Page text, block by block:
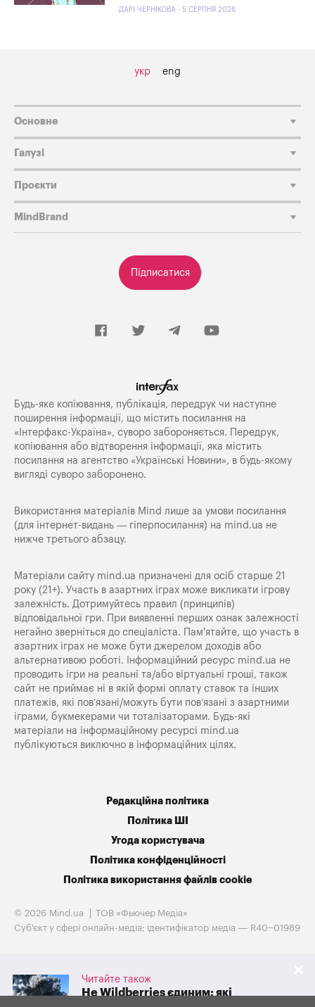
ДАРІ ЧЕРНІКОВА - 5 СЕРПНЯ 2026
Читайте також
Не Wildberries єдиним: які
укр eng
Підписатися
Основне
Галузі
Проєкти
MindBrand
Будь-яке копiювання, публiкацiя, передрук чи наступне
поширення iнформацiї, що мiстить посилання на
«Iнтерфакс-Україна», суворо забороняється. Передрук,
копіювання або відтворення інформації, яка містить
посилання на агентство «Українські Новини», в будь-якому
вигляді суворо заборонено.
Використання матеріалів Mind лише за умови посилання
(для інтернет-видань — гіперпосилання) на mind.ua не
нижче третього абзацу.
Матеріали сайту mind.ua призначені для осіб старше 21
року (21+). Участь в азартних іграх може викликати ігрову
залежність. Дотримуйтесь правил (принципів)
відповідальної гри. При виявленні перших ознак залежності
негайно зверніться до спеціаліста. Пам'ятайте, що участь в
азартних іграх не може бути джерелом доходів або
альтернативою роботі. Інформаційний ресурс mind.ua не
проводить ігри на реальні та/або віртуальні гроші, також
сайт не приймає ні в якій формі оплату ставок та інших
платежів, які пов’язані/можуть бути пов’язані з азартними
іграми, букмекерами чи тоталізаторами. Будь-які
матеріали на інформаційному ресурсі mind.ua
публікуються виключно в інформаційних цілях.
Редакційна політика
Політика ШІ
Угода користувача
Політика конфіденційності
Політика використання файлів cookie
© 2026 Mind.ua
ТОВ «Фьючер Медiа»
Cуб'єкт у сфері онлайн-медіа; ідентифікатор медіа — R40−01989